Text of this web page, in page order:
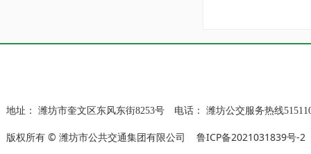
地址： 潍坊市奎文区东风东街8253号 电话： 潍坊公交服务热线
版权所有 © 潍坊市公共交通集团有限公司 鲁ICP备2021031839号-2